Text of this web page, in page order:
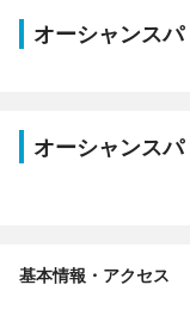
オーシャンス
オーシャンス
基本情報・アクセス